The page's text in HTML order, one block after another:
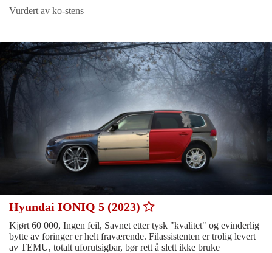
Vurdert av ko-stens
Hyundai IONIQ 5 (2023)
Kjørt 60 000, Ingen feil, Savnet etter tysk "kvalitet" og evinderlig
bytte av foringer er helt fraværende. Filassistenten er trolig levert
av TEMU, totalt uforutsigbar, bør rett å slett ikke bruke